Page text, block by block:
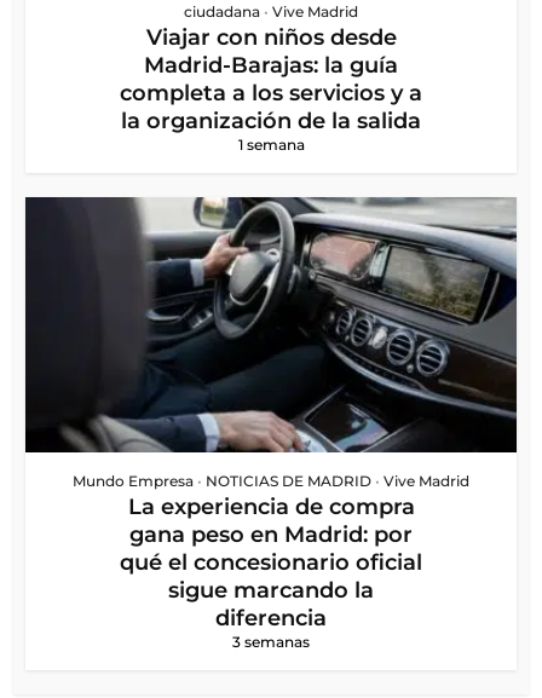
ciudadana • Vive Madrid
Viajar con niños desde
Madrid-Barajas: la guía
completa a los servicios y a
la organización de la salida
1 semana
Mundo Empresa • NOTICIAS DE MADRID • Vive Madrid
La experiencia de compra
gana peso en Madrid: por
qué el concesionario oficial
sigue marcando la
diferencia
3 semanas